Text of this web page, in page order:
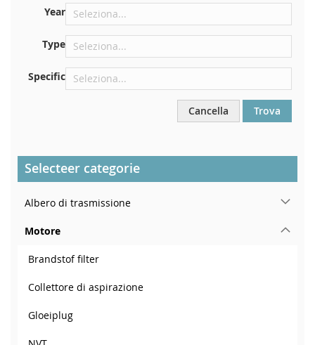
Proprio nel vano motore
Nel montante della portiera posteriore destra
Year
Type
Specific
Cancella Trova
Selecteer categorie
Albero di trasmissione
Motore
Brandstof filter
Collettore di aspirazione
Gloeiplug